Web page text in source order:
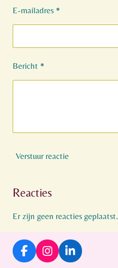
E-mailadres *
Bericht *
Verstuur reactie
Reacties
Er zijn geen reacties geplaatst.
F
a
I
n
L
i